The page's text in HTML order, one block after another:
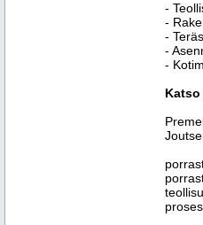
-
-
-
-
-